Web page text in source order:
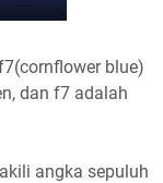
blue)
dan f7 adalah
angka sepuluh